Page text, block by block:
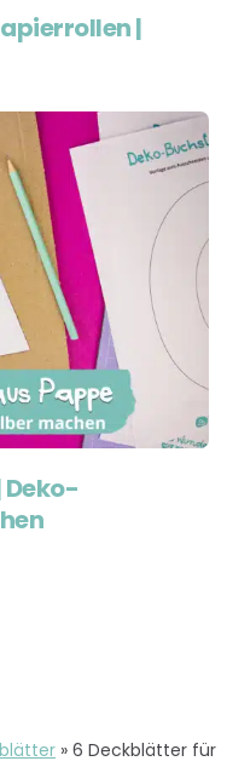
|
Deko-
» 6 Deckblätter für